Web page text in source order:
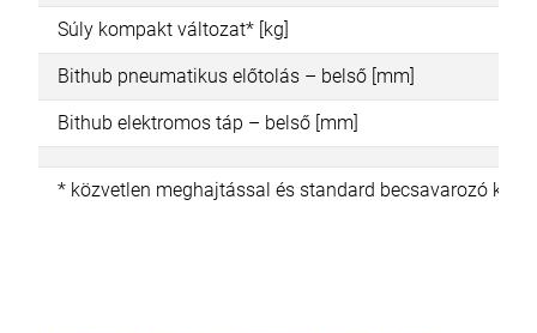
Súly kompakt változat* [kg]
Bithub pneumatikus előtolás – belső [mm]
Bithub elektromos táp – belső [mm]
* közvetlen meghajtással és standard becsavarozó